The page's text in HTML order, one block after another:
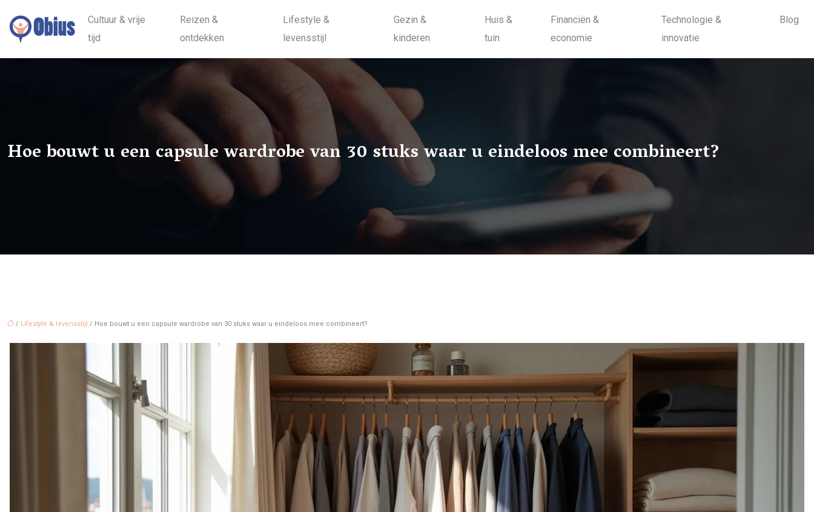
Cultuur & vrije
tijd
Reizen &
ontdekken
Lifestyle &
levensstijl
Gezin &
kinderen
Huis &
tuin
Financiën &
economie
Technologie &
innovatie
Blog
Hoe bouwt u een capsule wardrobe van 30 stuks waar u eindeloos mee combineert?
/ Lifestyle & levensstijl / Hoe bouwt u een capsule wardrobe van 30 stuks waar u eindeloos mee combineert?